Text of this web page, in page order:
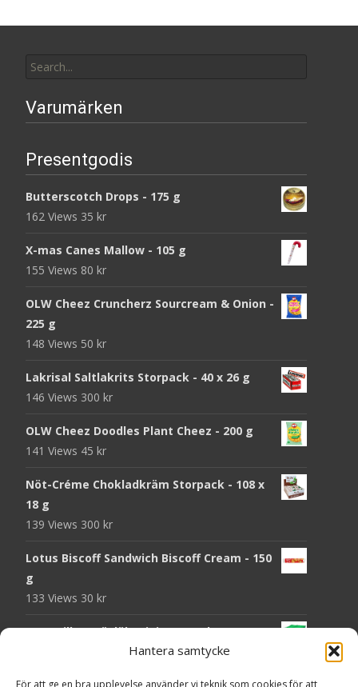
Hantera samtycke
För att ge en bra upplevelse använder vi teknik som cookies för att
for:
Varumärken
Presentgodis
Butterscotch Drops - 175 g
162 Views 35 kr
X-mas Canes Mallow - 105 g
155 Views 80 kr
OLW Cheez Cruncherz Sourcream & Onion -
225 g
148 Views 50 kr
Lakrisal Saltlakrits Storpack - 40 x 26 g
146 Views 300 kr
OLW Cheez Doodles Plant Cheez - 200 g
141 Views 45 kr
Nöt-Créme Chokladkräm Storpack - 108 x
18 g
139 Views 300 kr
Lotus Biscoff Sandwich Biscoff Cream - 150
g
133 Views 30 kr
OLW Dill & Gräslök Mini Storpack - 20 x 40 g